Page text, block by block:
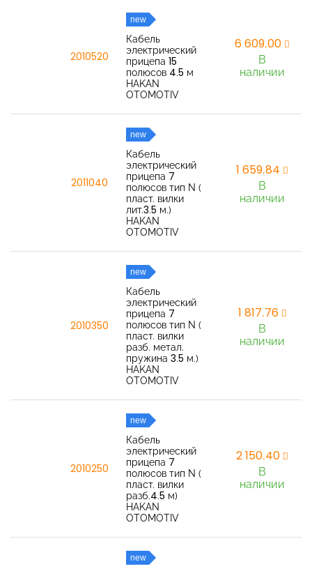
2010520
new
Кабель
электрический
прицепа 15
полюсов 4.5 м
HAKAN
OTOMOTIV
6 609,00
В
наличии
2011040
new
Кабель
электрический
прицепа 7
полюсов тип N (
пласт. вилки
лит.3.5 м.)
HAKAN
OTOMOTIV
1 659,84
В
наличии
2010350
new
Кабель
электрический
прицепа 7
полюсов тип N (
пласт. вилки
разб. метал.
пружина 3.5 м.)
HAKAN
OTOMOTIV
1 817,76
В
наличии
2010250
new
Кабель
электрический
прицепа 7
полюсов тип N (
пласт. вилки
разб.4.5 м)
HAKAN
OTOMOTIV
2 150,40
В
наличии
new